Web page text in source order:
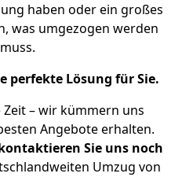
haben oder ein großes
was umgezogen werden
muss.
perfekte Lösung für Sie.
Zeit – wir kümmern uns
Angebote erhalten.
Sie uns noch
Umzug von